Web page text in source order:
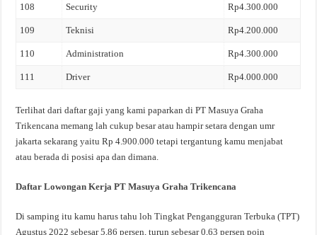
108 Security Rp4.300.000
109 Teknisi Rp4.200.000
110 Administration Rp4.300.000
111 Driver Rp4.000.000
Terlihat dari daftar gaji yang kami paparkan di PT Masuya Graha
Trikencana memang lah cukup besar atau hampir setara dengan umr
jakarta sekarang yaitu Rp 4.900.000 tetapi tergantung kamu menjabat
atau berada di posisi apa dan dimana.
Daftar Lowongan Kerja PT Masuya Graha Trikencana
Di samping itu kamu harus tahu loh Tingkat Pengangguran Terbuka (TPT)
Agustus 2022 sebesar 5,86 persen, turun sebesar 0,63 persen poin